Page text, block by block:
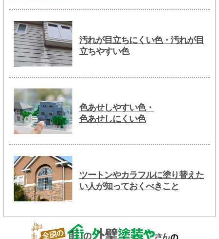
汚れが目立ちにくい色・汚れが目
立ちやすい色
色あせしやすい色・
色あせしにくい色
ツートンやカラフルに塗り替えた
い人が知っておくべきこと